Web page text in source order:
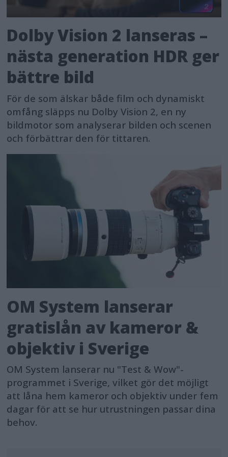
Dolby Vision 2 lanseras –
nästa generation HDR ger
bättre bild
För de som älskar både film och dynamiskt
omfång släpps nu Dolby Vision 2, en ny
bildmotor som analyserar bilden och scenen
och förbättrar den för tittaren.
OM System lanserar
gratislån av kameror &
objektiv i Sverige
OM System lanserar nu "Test & Wow"-
programmet i Sverige, vilket gör det möjligt
att låna hem kameror och objektiv under fem
dagar för att se hur utrustningen passar dina
behov.